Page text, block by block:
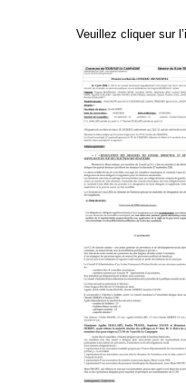
Veuillez cliquer sur